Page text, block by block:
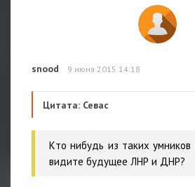
snood 9 июня 2015 14:18
Цитата: Севас
Кто нибудь из таких умников
видите будущее ЛНР и ДНР?